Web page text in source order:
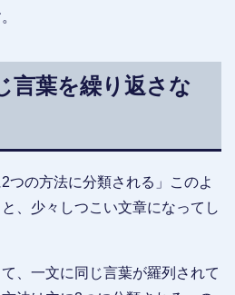
言葉を繰り返さな
つの方法に分類される」このよ
、少々しつこい文章になってし
、一文に同じ言葉が羅列されて